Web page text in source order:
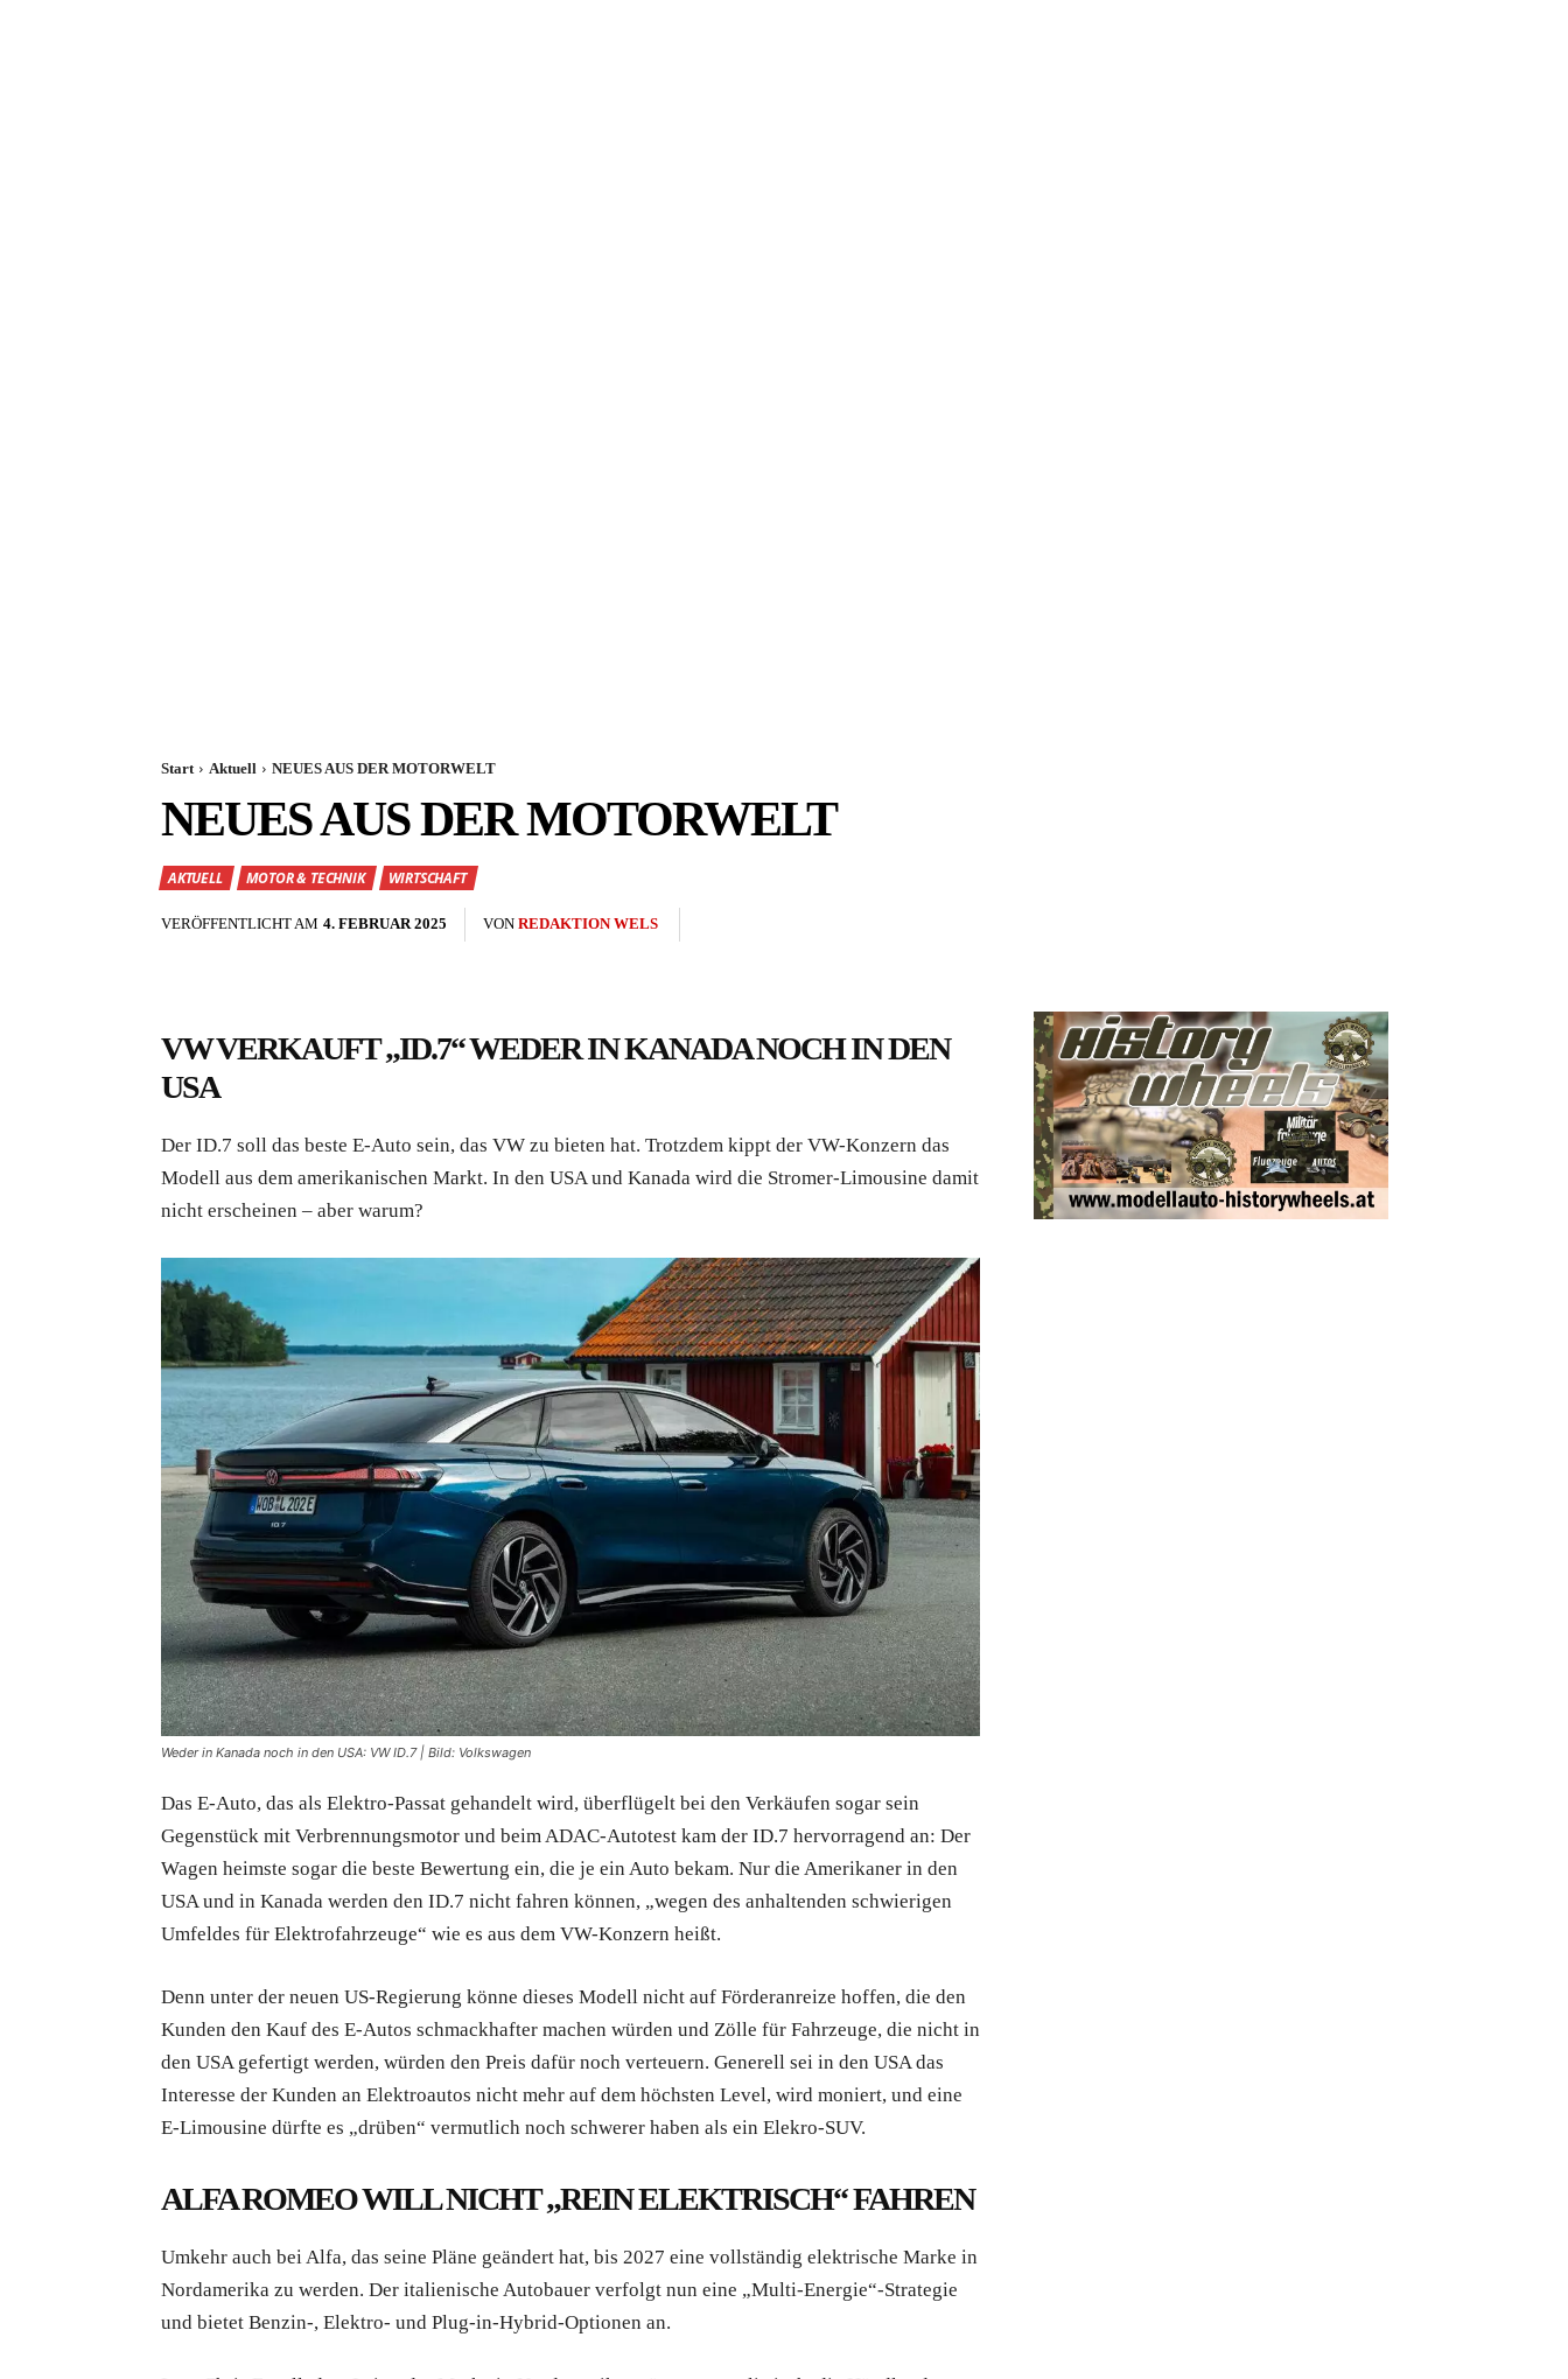
Start Aktuell NEUES AUS DER MOTORWELT
NEUES AUS DER MOTORWELT
AKTUELL MOTOR & TECHNIK WIRTSCHAFT
VERÖFFENTLICHT AM 4. FEBRUAR 2025 VON REDAKTION WELS
VW VERKAUFT „ID.7“ WEDER IN KANADA NOCH IN DEN
USA
Der ID.7 soll das beste E-Auto sein, das VW zu bieten hat. Trotzdem kippt der VW-Konzern das
Modell aus dem amerikanischen Markt. In den USA und Kanada wird die Stromer-Limousine damit
nicht erscheinen – aber warum?
Weder in Kanada noch in den USA: VW ID.7 | Bild: Volkswagen
Das E-Auto, das als Elektro-Passat gehandelt wird, überflügelt bei den Verkäufen sogar sein
Gegenstück mit Verbrennungsmotor und beim ADAC-Autotest kam der ID.7 hervorragend an: Der
Wagen heimste sogar die beste Bewertung ein, die je ein Auto bekam. Nur die Amerikaner in den
USA und in Kanada werden den ID.7 nicht fahren können, „wegen des anhaltenden schwierigen
Umfeldes für Elektrofahrzeuge“ wie es aus dem VW-Konzern heißt.
Denn unter der neuen US-Regierung könne dieses Modell nicht auf Förderanreize hoffen, die den
Kunden den Kauf des E-Autos schmackhafter machen würden und Zölle für Fahrzeuge, die nicht in
den USA gefertigt werden, würden den Preis dafür noch verteuern. Generell sei in den USA das
Interesse der Kunden an Elektroautos nicht mehr auf dem höchsten Level, wird moniert, und eine
E-Limousine dürfte es „drüben“ vermutlich noch schwerer haben als ein Elekro-SUV.
ALFA ROMEO WILL NICHT „REIN ELEKTRISCH“ FAHREN
Umkehr auch bei Alfa, das seine Pläne geändert hat, bis 2027 eine vollständig elektrische Marke in
Nordamerika zu werden. Der italienische Autobauer verfolgt nun eine „Multi-Energie“-Strategie
und bietet Benzin-, Elektro- und Plug-in-Hybrid-Optionen an.